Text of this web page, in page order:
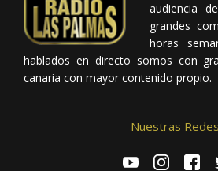
audiencia
grandes
horas
hablados en directo somos con
canaria con mayor contenido propio.
Nuestras